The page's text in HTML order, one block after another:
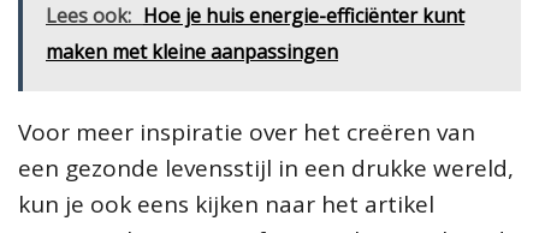
Lees ook: Hoe je huis energie-efficiënter kunt
maken met kleine aanpassingen
Voor meer inspiratie over het creëren van
een gezonde levensstijl in een drukke wereld,
kun je ook eens kijken naar het artikel